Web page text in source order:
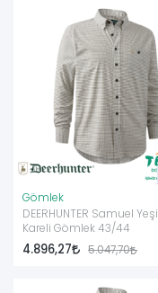
Gömlek
DEERHUNTER Samuel Yeşil
Kareli Gömlek 43/44
4.896,27 5.047,70